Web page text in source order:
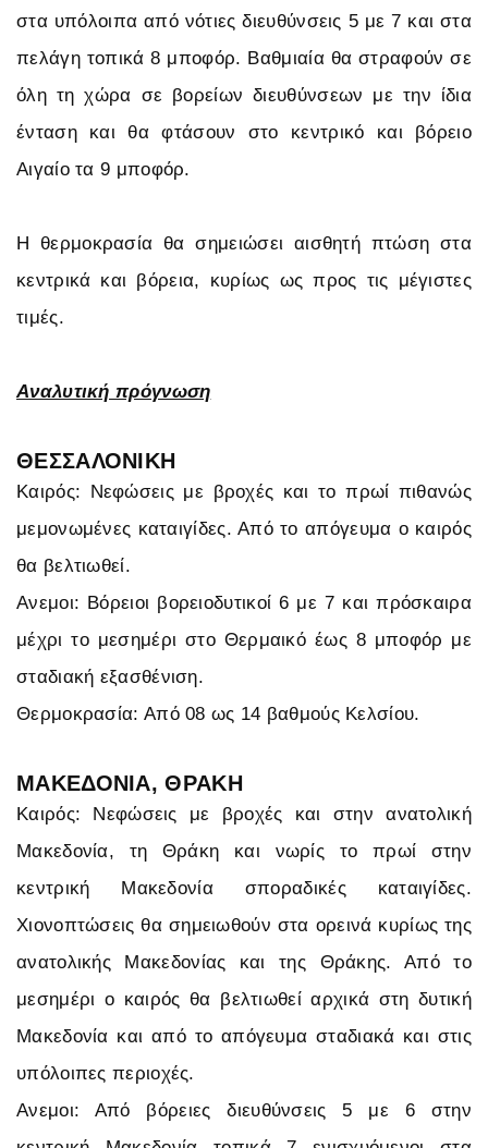
στα υπόλοιπα από νότιες διευθύνσεις 5 με 7 και στα
πελάγη τοπικά 8 μποφόρ. Βαθμιαία θα στραφούν σε
όλη τη χώρα σε βορείων διευθύνσεων με την ίδια
ένταση και θα φτάσουν στο κεντρικό και βόρειο
Αιγαίο τα 9 μποφόρ.
Η θερμοκρασία θα σημειώσει αισθητή πτώση στα
κεντρικά και βόρεια, κυρίως ως προς τις μέγιστες
τιμές.
Αναλυτική πρόγνωση
ΘΕΣΣΑΛΟΝΙΚΗ
Καιρός: Νεφώσεις με βροχές και το πρωί πιθανώς
μεμονωμένες καταιγίδες. Από το απόγευμα ο καιρός
θα βελτιωθεί.
Aνεμοι: Βόρειοι βορειοδυτικοί 6 με 7 και πρόσκαιρα
μέχρι το μεσημέρι στο Θερμαικό έως 8 μποφόρ με
σταδιακή εξασθένιση.
Θερμοκρασία: Από 08 ως 14 βαθμούς Κελσίου.
ΜΑΚΕΔΟΝΙΑ, ΘΡΑΚΗ
Καιρός: Νεφώσεις με βροχές και στην ανατολική
Μακεδονία, τη Θράκη και νωρίς το πρωί στην
κεντρική Μακεδονία σποραδικές καταιγίδες.
Χιονοπτώσεις θα σημειωθούν στα ορεινά κυρίως της
ανατολικής Μακεδονίας και της Θράκης. Από το
μεσημέρι ο καιρός θα βελτιωθεί αρχικά στη δυτική
Μακεδονία και από το απόγευμα σταδιακά και στις
υπόλοιπες περιοχές.
Ανεμοι: Από βόρειες διευθύνσεις 5 με 6 στην